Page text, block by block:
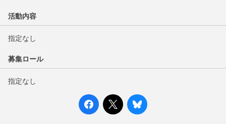
活動内容
指定なし
募集ロール
指定なし